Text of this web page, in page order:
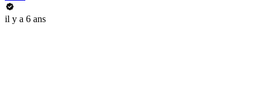
il y a 6 ans